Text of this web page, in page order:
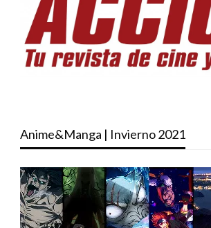
Anime&Manga | Invierno 2021